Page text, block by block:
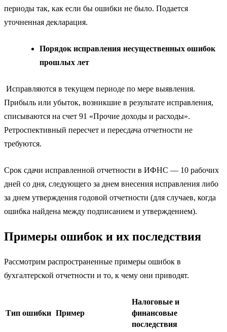
периоды так, как если бы ошибки не было. Подается
уточненная декларация.
Порядок исправления несущественных ошибок
прошлых лет
Исправляются в текущем периоде по мере выявления.
Прибыль или убыток, возникшие в результате исправления,
списываются на счет 91 «Прочие доходы и расходы».
Ретроспективный пересчет и пересдача отчетности не
требуются.
Срок сдачи исправленной отчетности в ИФНС — 10 рабочих
дней со дня, следующего за днем внесения исправления либо
за днем утверждения годовой отчетности (для случаев, когда
ошибка найдена между подписанием и утверждением).
Примеры ошибок и их последствия
Рассмотрим распространенные примеры ошибок в
бухгалтерской отчетности и то, к чему они приводят.
Тип ошибки Пример
Налоговые и
финансовые
последствия